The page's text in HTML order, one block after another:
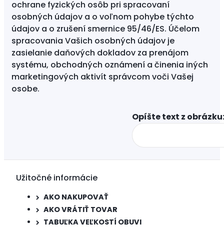
ochrane fyzických osôb pri spracovaní
osobných údajov a o voľnom pohybe týchto
údajov a o zrušení smernice 95/46/ES. Účelom
spracovania Vašich osobných údajov je
zasielanie daňových dokladov za prenájom
systému, obchodných oznámení a činenia iných
marketingových aktivít správcom voči Vašej
osobe.
Opíšte text z
Užitočné informácie
AKO NAKUPOVAŤ
AKO VRÁTIŤ TOVAR
TABUĽKA VEĽKOSTÍ OBUVI